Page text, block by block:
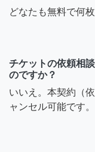
どなたも無料で何
チケットの依頼相
のですか？
いいえ。本契約（
ャンセル可能です。